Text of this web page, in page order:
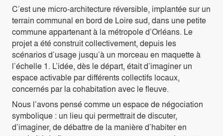
C’est une micro-architecture réversible, implantée sur un
terrain communal en bord de Loire sud, dans une petite
commune appartenant à la métropole d’Orléans. Le
projet a été construit collectivement, depuis les
scénarios d’usage jusqu’à un morceau en maquette à
l’échelle 1. L’idée, dès le départ, était d’imaginer un
espace activable par différents collectifs locaux,
concernés par la cohabitation avec le fleuve.
Nous l’avons pensé comme un espace de négociation
symbolique : un lieu qui permettrait de discuter,
d’imaginer, de débattre de la manière d’habiter en